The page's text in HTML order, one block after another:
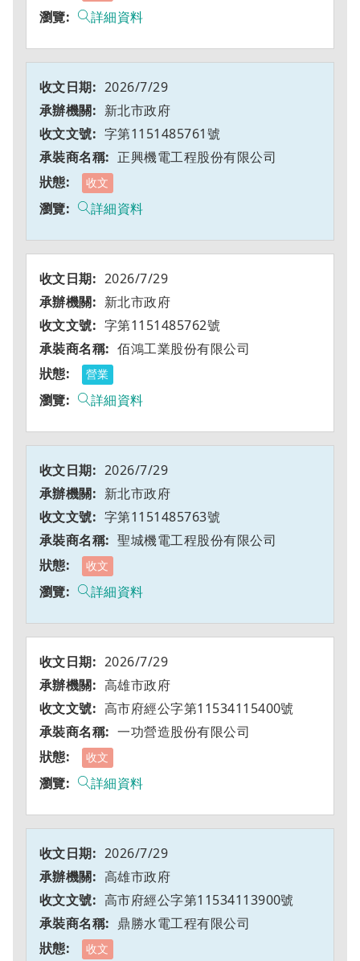
詳細資料
2026/7/29
新北市政府
字第1151485761號
正興機電工程股份有限公司
收文
詳細資料
2026/7/29
新北市政府
字第1151485762號
佰鴻工業股份有限公司
營業
詳細資料
2026/7/29
新北市政府
字第1151485763號
聖城機電工程股份有限公司
收文
詳細資料
2026/7/29
高雄市政府
高市府經公字第11534115400號
一功營造股份有限公司
收文
詳細資料
2026/7/29
高雄市政府
高市府經公字第11534113900號
鼎勝水電工程有限公司
收文